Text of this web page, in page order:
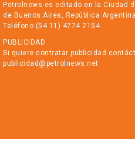
Petrolnews es editado en la Ciudad
de Buenos Aires, República Argentina
Teléfono (54 11) 4774 2154
PUBLICIDAD
Si quiere contratar publicidad
publicidad@petrolnews.net